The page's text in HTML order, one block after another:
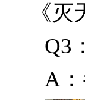
《
Q3
A